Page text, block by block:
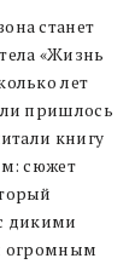
станет
«Жизнь
лет
пришлось
книгу
сюжет
дикими
огромным